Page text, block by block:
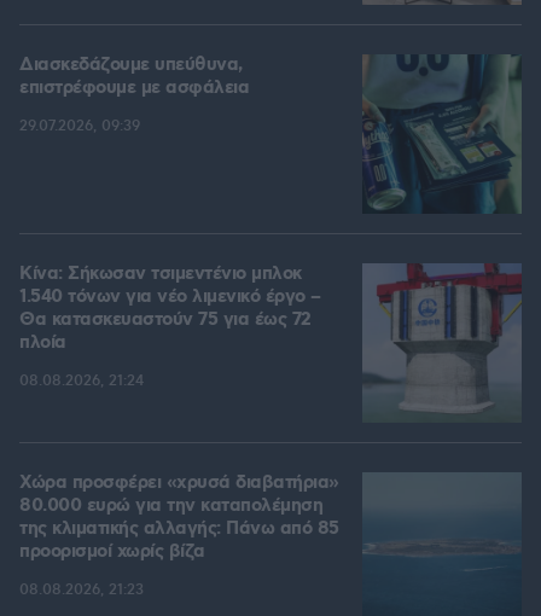
Διασκεδάζουμε υπεύθυνα,
επιστρέφουμε με ασφάλεια
29.07.2026, 09:39
Κίνα: Σήκωσαν τσιμεντένιο μπλοκ
1.540 τόνων για νέο λιμενικό έργο –
Θα κατασκευαστούν 75 για έως 72
πλοία
08.08.2026, 21:24
Χώρα προσφέρει «χρυσά διαβατήρια»
80.000 ευρώ για την καταπολέμηση
της κλιματικής αλλαγής: Πάνω από 85
προορισμοί χωρίς βίζα
08.08.2026, 21:23